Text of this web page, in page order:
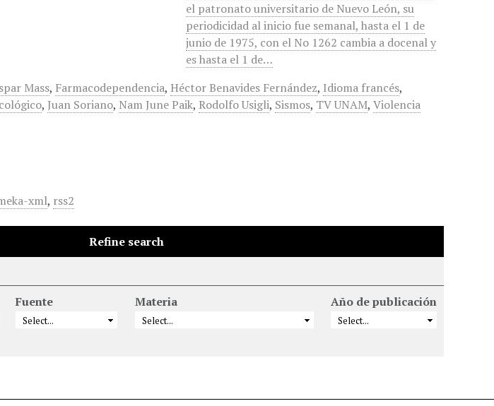
el patronato universitario de Nuevo León, su
periodicidad al inicio fue semanal, hasta el 1 de
junio de 1975, con el No 1262 cambia a docenal y
es hasta el 1 de…
Mass, Farmacodependencia, Héctor Benavides Fernández, Idioma francés,
, Juan Soriano, Nam June Paik, Rodolfo Usigli, Sismos, TV UNAM,Violencia
xml, rss2
Refine search
Fuente Materia Año de publicación